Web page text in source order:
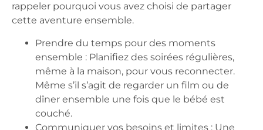
rappeler pourquoi vous avez choisi de partager
cette aventure ensemble.
Prendre du temps pour des moments
ensemble : Planifiez des soirées régulières,
même à la maison, pour vous reconnecter.
Même s’il s’agit de regarder un film ou de
dîner ensemble une fois que le bébé est
couché.
Communiquer vos besoins et limites : Une